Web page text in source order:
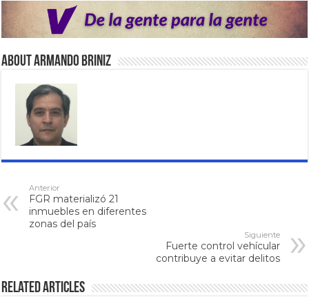
About Armando Briniz
Anterior
FGR materializó 21
inmuebles en diferentes
zonas del país
Siguiente
Fuerte control vehícular
contribuye a evitar delitos
Related Articles